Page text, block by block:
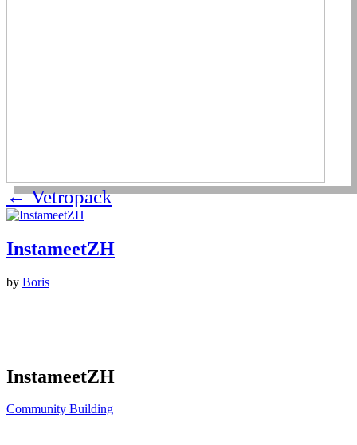
←Vetropack
InstameetZH
by Boris
InstameetZH
Community Building